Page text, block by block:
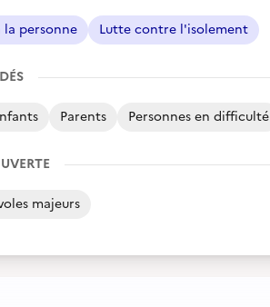
la personne Lutte contre l'isolement
Parents Personnes en difficulté
majeurs